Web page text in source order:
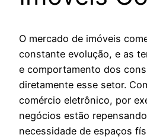
O mercado de imóveis
constante evolução, e as
e comportamento dos
diretamente esse setor.
comércio eletrônico, por
negócios estão
necessidade de espaços